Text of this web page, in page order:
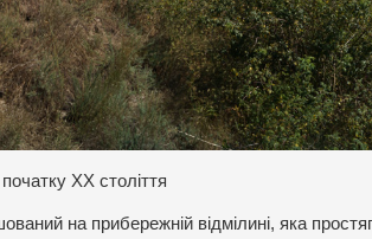
ХХ століття
на прибережній відмілині, яка